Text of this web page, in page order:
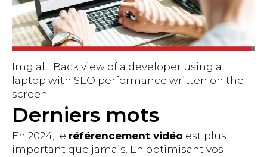
Img alt: Back view of a developer using a
laptop with SEO performance written on the
screen
Derniers mots
En 2024, le référencement vidéo est plus
important que jamais. En optimisant vos